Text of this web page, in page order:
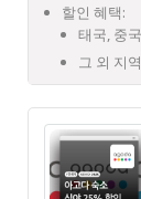
할인 혜택:
태국, 중
그 외 지역